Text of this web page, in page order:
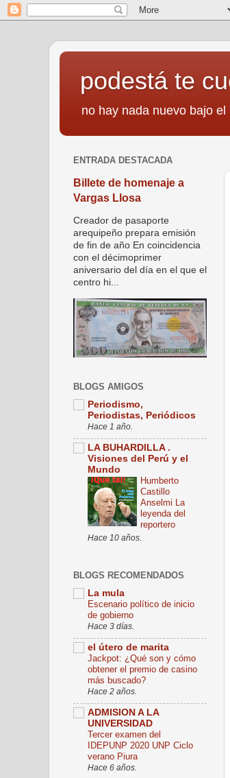
podestá te
no hay nada nuevo bajo
ENTRADA DESTACADA
Billete de homenaje a
Vargas Llosa
Creador de pasaporte
arequipeño prepara emisión
de fin de año En coincidencia
con el décimoprimer
aniversario del día en el que el
centro hi...
BLOGS AMIGOS
Periodismo,
Periodistas, Periódicos
Hace 1 año.
LA BUHARDILLA .
Visiones del Perú y el
Mundo
Humberto
Castillo
Anselmi La
leyenda del
reportero
Hace 10 años.
BLOGS RECOMENDADOS
La mula
Escenario político de inicio
de gobierno
Hace 3 días.
el útero de marita
Jackpot: ¿Qué son y cómo
obtener el premio de casino
más buscado?
Hace 2 años.
ADMISION A LA
UNIVERSIDAD
Tercer examen del
IDEPUNP 2020 UNP Ciclo
verano Piura
Hace 6 años.